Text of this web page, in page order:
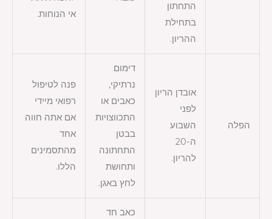
התחתון
בתחילת
ההריון.
אי הנוחות.
הפלה
אובדן הריון
לפני
השבוע
ה-20
להריון.
דימום
נרתיקי,
כאבים או
התכווצויות
בבטן
התחתונה
ותחושת
לחץ באגן.
פנה לטיפול
רפואי מיידי
אם אתה חווה
אחד
מהתסמינים
הללו.
כאב חד